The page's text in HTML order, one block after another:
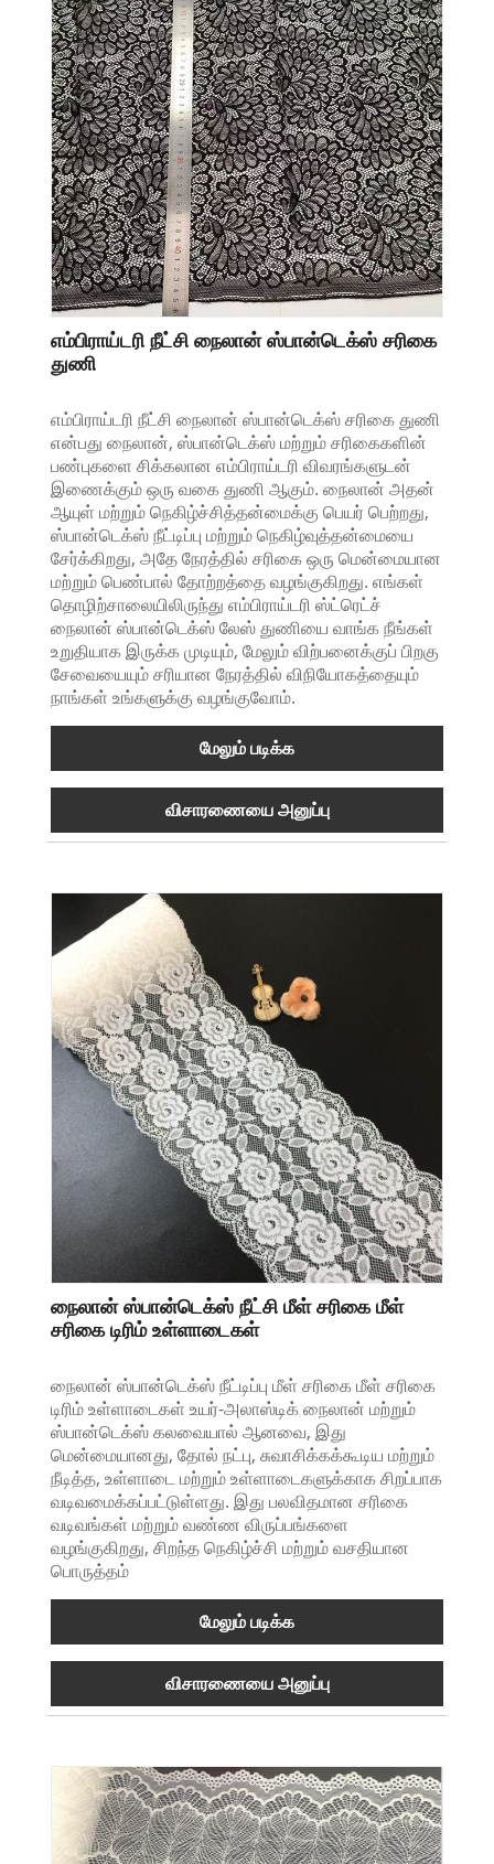
எம்பிராய்டரி நீட்சி நைலான் ஸ்பான்டெக்ஸ் சரிகை
துணி
எம்பிராய்டரி நீட்சி நைலான் ஸ்பான்டெக்ஸ் சரிகை துணி
என்பது நைலான், ஸ்பான்டெக்ஸ் மற்றும் சரிகைகளின்
பண்புகளை சிக்கலான எம்பிராய்டரி விவரங்களுடன்
இணைக்கும் ஒரு வகை துணி ஆகும். நைலான் அதன்
ஆயுள் மற்றும் நெகிழ்ச்சித்தன்மைக்கு பெயர் பெற்றது,
ஸ்பான்டெக்ஸ் நீட்டிப்பு மற்றும் நெகிழ்வுத்தன்மையை
சேர்க்கிறது, அதே நேரத்தில் சரிகை ஒரு மென்மையான
மற்றும் பெண்பால் தோற்றத்தை வழங்குகிறது. எங்கள்
தொழிற்சாலையிலிருந்து எம்பிராய்டரி ஸ்ட்ரெட்ச்
நைலான் ஸ்பான்டெக்ஸ் லேஸ் துணியை வாங்க நீங்கள்
உறுதியாக இருக்க முடியும், மேலும் விற்பனைக்குப் பிறகு
சேவையையும் சரியான நேரத்தில் விநியோகத்தையும்
நாங்கள் உங்களுக்கு வழங்குவோம்.
மேலும் படிக்க
விசாரணையை அனுப்பு
நைலான் ஸ்பான்டெக்ஸ் நீட்சி மீள் சரிகை மீள்
சரிகை டிரிம் உள்ளாடைகள்
நைலான் ஸ்பான்டெக்ஸ் நீட்டிப்பு மீள் சரிகை மீள் சரிகை
டிரிம் உள்ளாடைகள் உயர்-அலாஸ்டிக் நைலான் மற்றும்
ஸ்பான்டெக்ஸ் கலவையால் ஆனவை, இது
மென்மையானது, தோல் நட்பு, சுவாசிக்கக்கூடிய மற்றும்
நீடித்த, உள்ளாடை மற்றும் உள்ளாடைகளுக்காக சிறப்பாக
வடிவமைக்கப்பட்டுள்ளது. இது பலவிதமான சரிகை
வடிவங்கள் மற்றும் வண்ண விருப்பங்களை
வழங்குகிறது, சிறந்த நெகிழ்ச்சி மற்றும் வசதியான
பொருத்தம்
மேலும் படிக்க
விசாரணையை அனுப்பு